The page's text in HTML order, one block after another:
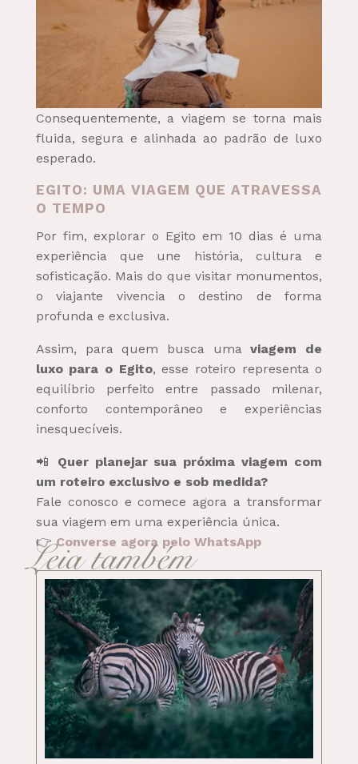
Consequentemente, a viagem se torna mais
fluida, segura e alinhada ao padrão de luxo
esperado.
EGITO: UMA VIAGEM QUE ATRAVESSA
O TEMPO
Por fim, explorar o Egito em 10 dias é uma
experiência que une história, cultura e
sofisticação. Mais do que visitar monumentos,
o viajante vivencia o destino de forma
profunda e exclusiva.
Assim, para quem busca umaviagem de
luxo para o Egito, esse roteiro representa o
equilíbrio perfeito entre passado milenar,
conforto contemporâneo e experiências
inesquecíveis.
📲 Quer planejar sua próxima viagem com
um roteiro exclusivo e sob medida?
Fale conosco e comece agora a transformar
sua viagem em uma experiência única.
👉 Converse agora pelo WhatsApp
Leia também